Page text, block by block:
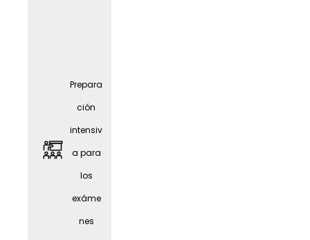
Amplia
oferta
de
oportu
Prepara
ción
intensiv
a para
los
exáme
nes